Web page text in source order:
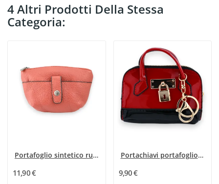
4 Altri Prodotti Della Stessa
Categoria:
Portafoglio sintetico ruggine
11,90 €
Portachiavi portafoglio rosso lucido
9,90 €